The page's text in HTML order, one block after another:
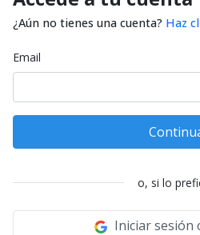
¿Aún no tienes una cuenta? Haz
Email
o, si lo
Iniciar sesión